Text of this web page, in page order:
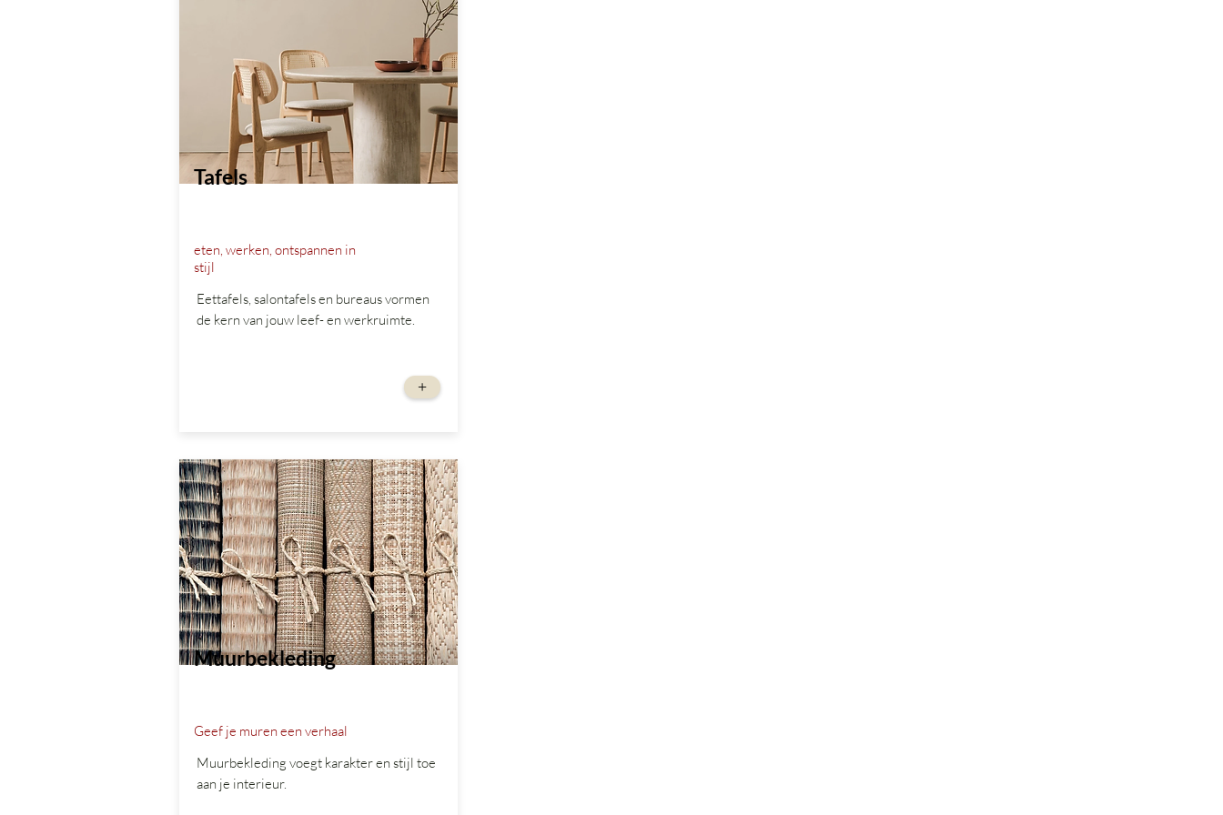
Tafels
eten, werken, ontspannen in
stijl
Eettafels, salontafels en bureaus vormen
de kern van jouw leef- en werkruimte.
+
Muurbekleding
Geef je muren een verhaal
Muurbekleding voegt karakter en stijl toe
aan je interieur.